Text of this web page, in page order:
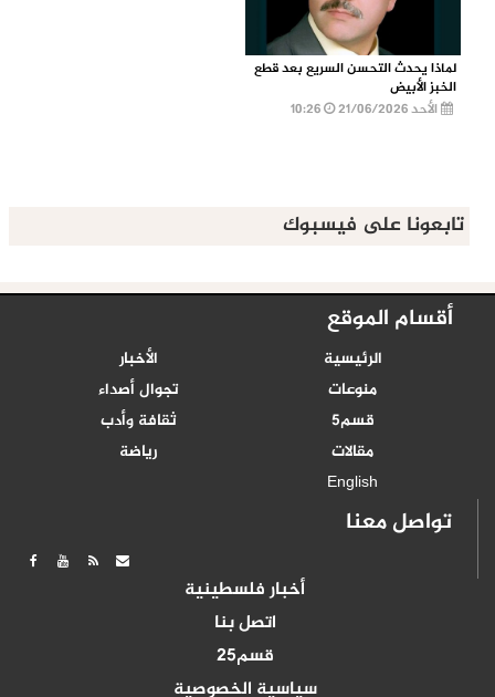
لماذا يحدث التحسن السريع بعد قطع
الخبز الأبيض
الأحد 21/06/2026
تابعونا على فيسبوك
أقسام الموقع
الرئيسية
الأخبار
منوعات
تجوال أصداء
قسم5
ثقافة وأدب
مقالات
رياضة
English
تواصل معنا
أخبار فلسطينية
اتصل بنا
قسم25
سياسية الخصوصية